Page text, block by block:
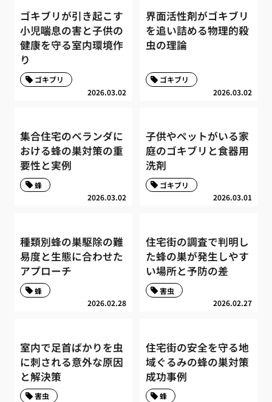
ゴキブリが引き起こす
小児喘息の害と子供の
健康を守る室内環境作
り
2026.03.02
ゴキブリ
界面活性剤がゴキブリ
を追い詰める物理的殺
虫の理論
2026.03.02
ゴキブリ
集合住宅のベランダに
おける蜂の巣対策の重
要性と実例
2026.03.02
蜂
子供やペットがいる家
庭のゴキブリと食器用
洗剤
2026.03.01
ゴキブリ
種類別蜂の巣駆除の難
易度と生態に合わせた
アプローチ
2026.02.28
蜂
住宅街の調査で判明し
た蜂の巣が発生しやす
い場所と予防の差
2026.02.27
害虫
室内で足首ばかりを虫
に刺される意外な原因
と解決策
害虫
住宅街の安全を守る地
域ぐるみの蜂の巣対策
成功事例
蜂